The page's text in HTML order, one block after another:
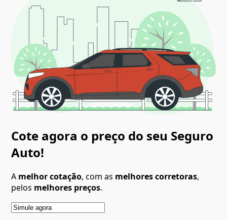
Cote agora o preço do seu Seguro
Auto!
A melhor cotação, com as melhores corretoras,
pelos melhores preços.